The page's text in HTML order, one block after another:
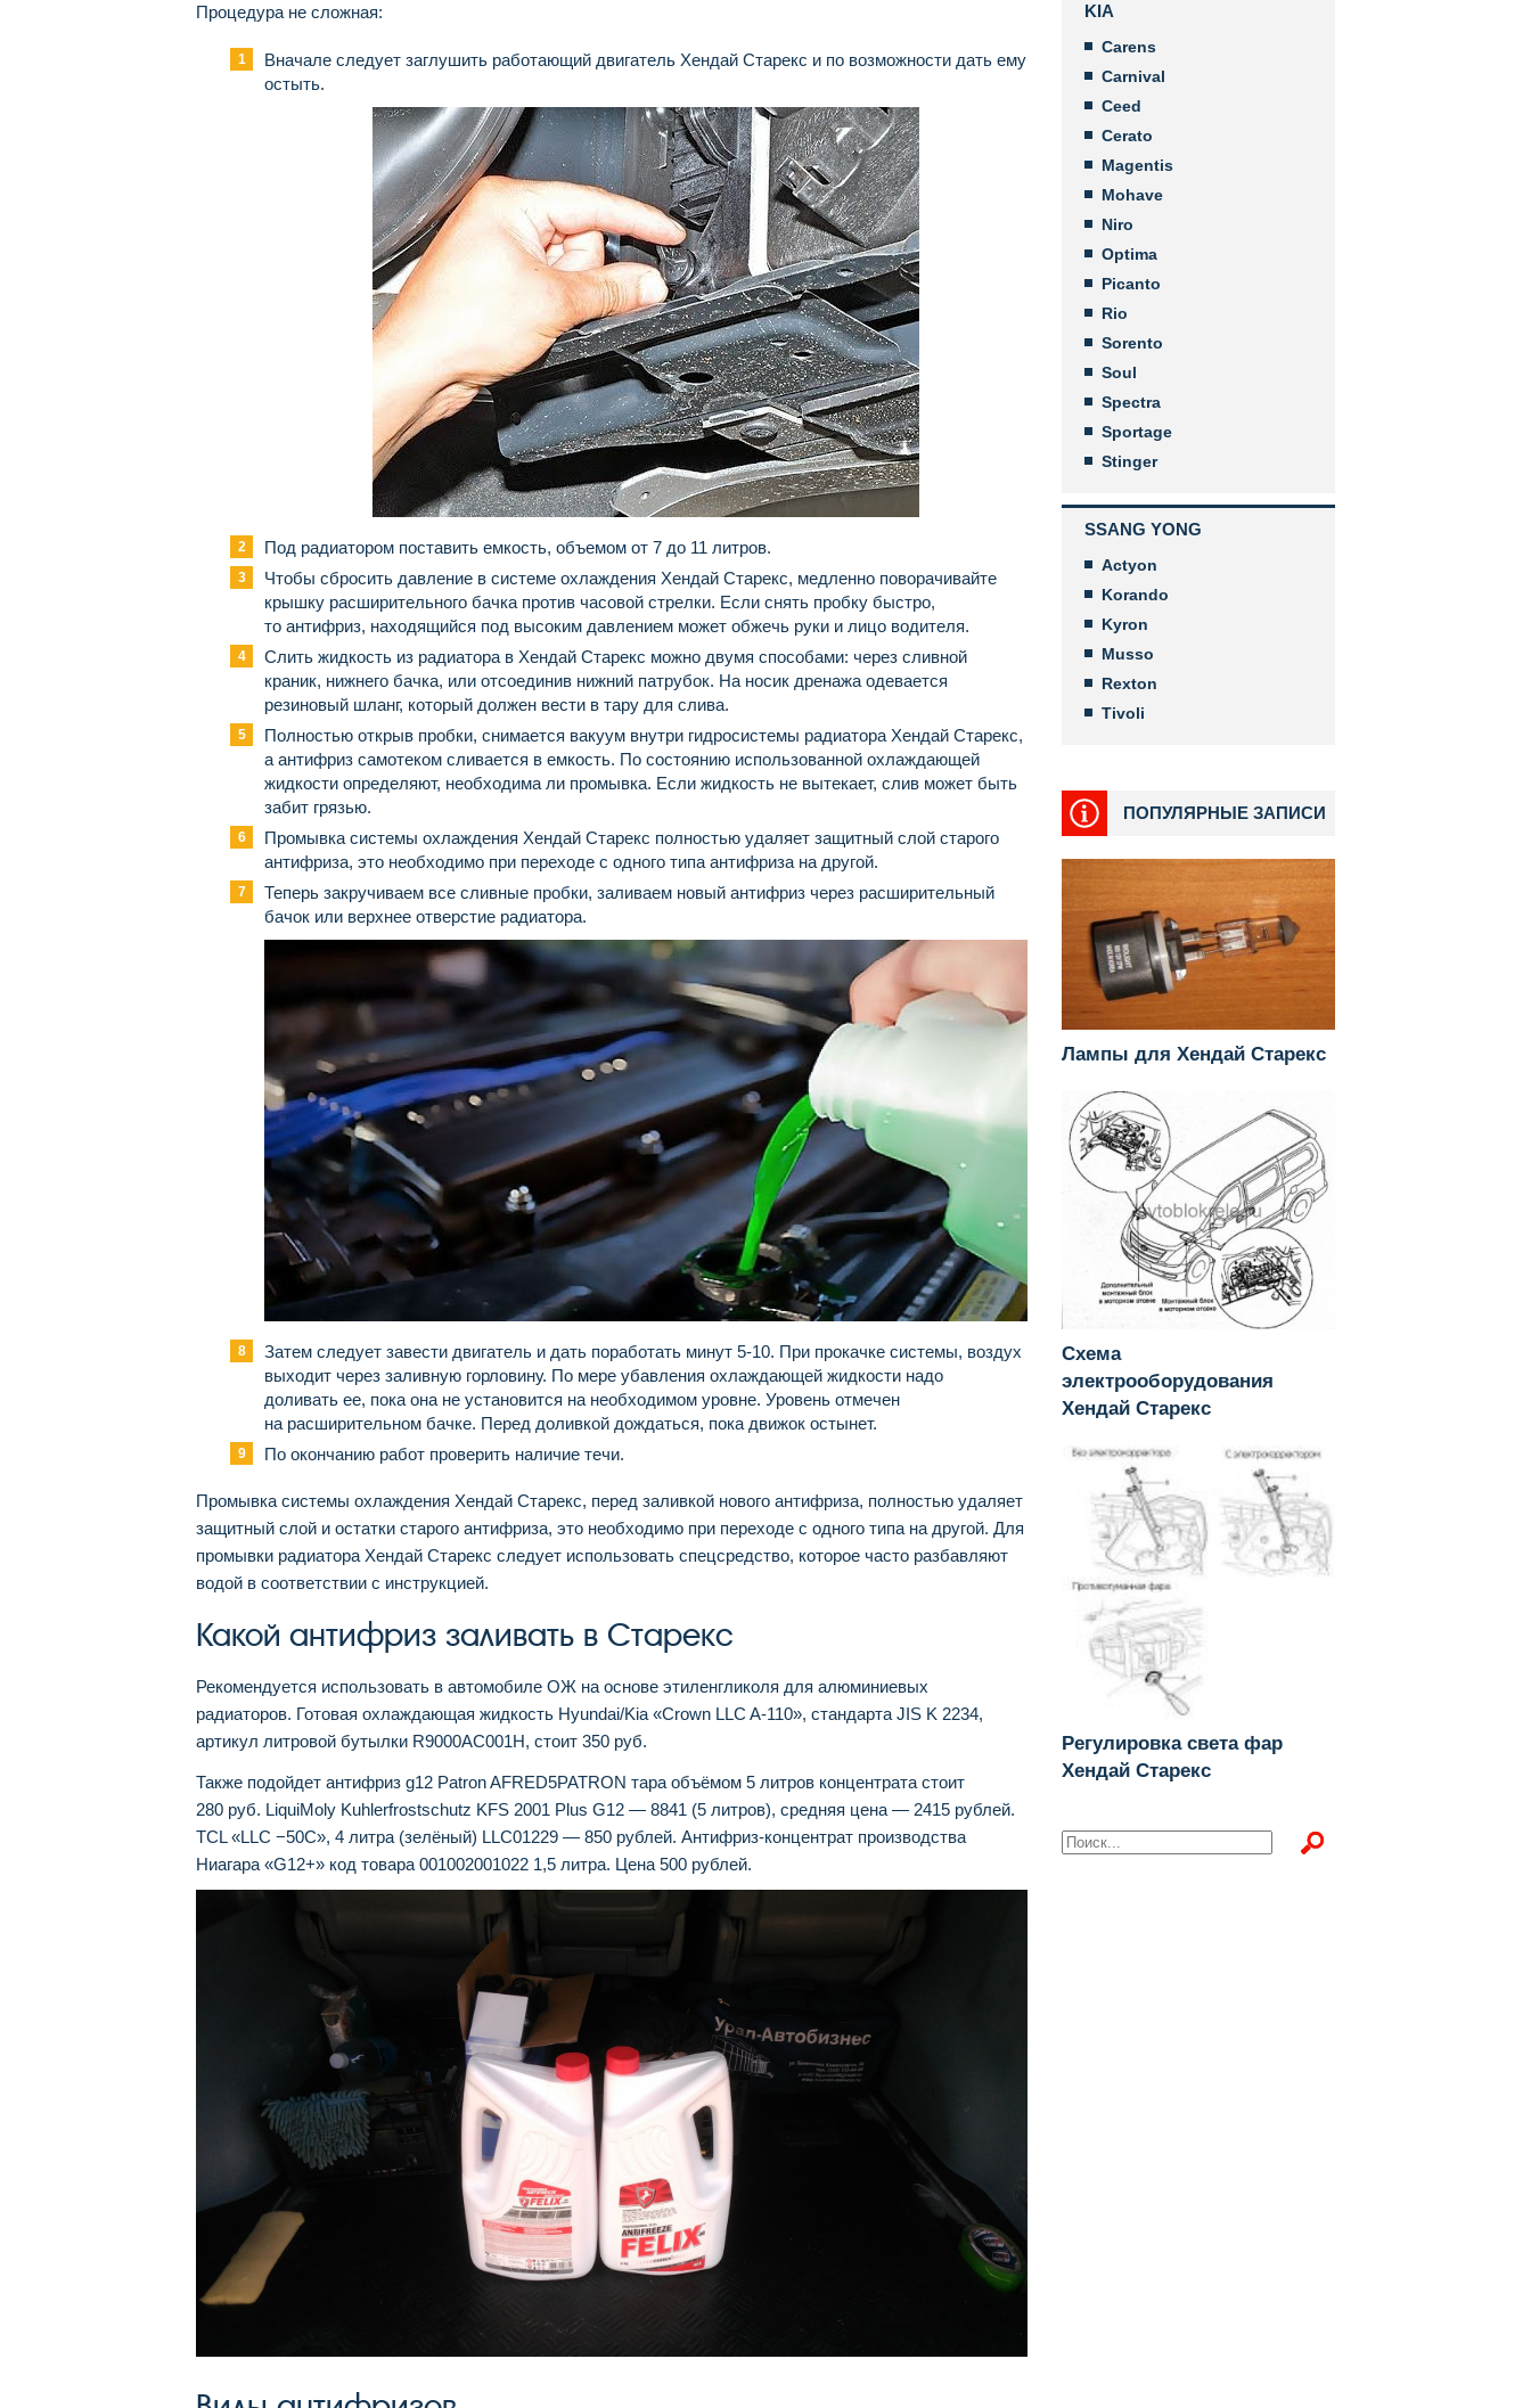
Процедура не сложная:
Вначале следует заглушить работающий двигатель Хендай Старекс и по возможности дать ему
остыть.
Под радиатором поставить емкость, объемом от 7 до 11 литров.
Чтобы сбросить давление в системе охлаждения Хендай Старекс, медленно поворачивайте
крышку расширительного бачка против часовой стрелки. Если снять пробку быстро,
то антифриз, находящийся под высоким давлением может обжечь руки и лицо водителя.
Слить жидкость из радиатора в Хендай Старекс можно двумя способами: через сливной
краник, нижнего бачка, или отсоединив нижний патрубок. На носик дренажа одевается
резиновый шланг, который должен вести в тару для слива.
Полностью открыв пробки, снимается вакуум внутри гидросистемы радиатора Хендай Старекс,
а антифриз самотеком сливается в емкость. По состоянию использованной охлаждающей
жидкости определяют, необходима ли промывка. Если жидкость не вытекает, слив может быть
забит грязью.
Промывка системы охлаждения Хендай Старекс полностью удаляет защитный слой старого
антифриза, это необходимо при переходе с одного типа антифриза на другой.
Теперь закручиваем все сливные пробки, заливаем новый антифриз через расширительный
бачок или верхнее отверстие радиатора.
Затем следует завести двигатель и дать поработать минут 5-10. При прокачке системы, воздух
выходит через заливную горловину. По мере убавления охлаждающей жидкости надо
доливать ее, пока она не установится на необходимом уровне. Уровень отмечен
на расширительном бачке. Перед доливкой дождаться, пока движок остынет.
По окончанию работ проверить наличие течи.
Промывка системы охлаждения Хендай Старекс, перед заливкой нового антифриза, полностью удаляет
защитный слой и остатки старого антифриза, это необходимо при переходе с одного типа на другой. Для
промывки радиатора Хендай Старекс следует использовать спецсредство, которое часто разбавляют
водой в соответствии с инструкцией.
Какой антифриз заливать в Старекс
Рекомендуется использовать в автомобиле ОЖ на основе этиленгликоля для алюминиевых
радиаторов. Готовая охлаждающая жидкость Hyundai/Kia «Crown LLC A-110», стандарта JIS K 2234,
артикул литровой бутылки R9000AC001H, стоит 350 руб.
Также подойдет антифриз g12 Patron AFRED5PATRON тара объёмом 5 литров концентрата стоит
280 руб. LiquiMoly Kuhlerfrostschutz KFS 2001 Plus G12 — 8841 (5 литров), средняя цена — 2415 рублей.
TCL «LLC −50C», 4 литра (зелёный) LLC01229 — 850 рублей. Антифриз-концентрат производства
Ниагара «G12+» код товара 001002001022 1,5 литра. Цена 500 рублей.
KIA
Carens
Carnival
Ceed
Cerato
Magentis
Mohave
Niro
Optima
Picanto
Rio
Sorento
Soul
Spectra
Sportage
Stinger
SSANG YONG
Actyon
Korando
Kyron
Musso
Rexton
Tivoli
ПОПУЛЯРНЫЕ ЗАПИСИ
Лампы для Хендай Старекс
Схема
электрооборудования
Хендай Старекс
Регулировка света фар
Хендай Старекс